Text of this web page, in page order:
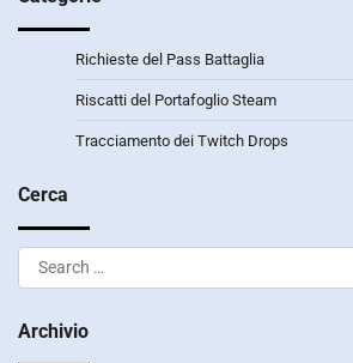
Richieste del Pass Battaglia
Riscatti del Portafoglio Steam
Tracciamento dei Twitch Drops
Cerca
Search
for:
Archivio